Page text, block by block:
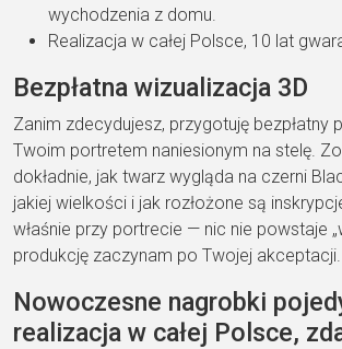
wychodzenia z domu.
Realizacja w całej Polsce, 10 lat
Bezpłatna wizualizacja 3D
Zanim zdecydujesz, przygotuję bezpłatny
Twoim portretem naniesionym na stelę.
dokładnie, jak twarz wygląda na czerni
jakiej wielkości i jak rozłożone są
właśnie przy portrecie — nic nie powstaje
produkcję zaczynam po Twojej akceptacji.
Nowoczesne nagrobki
realizacja w całej Polsce,